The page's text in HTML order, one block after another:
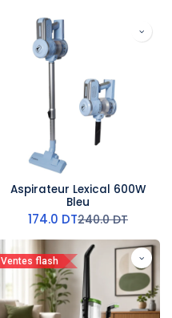
Aspirateur Lexical 600W
Bleu
174.0 DT240.0DT
Ventes flash